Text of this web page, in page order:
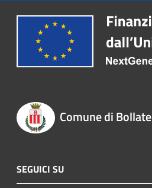
Comune di Bollate
SEGUICI SU